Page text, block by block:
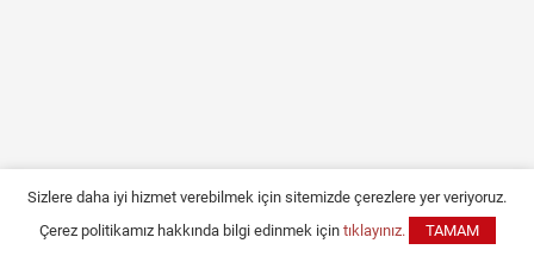
Sizlere daha iyi hizmet verebilmek için sitemizde çerezlere yer veriyoruz.
Çerez politikamız hakkında bilgi edinmek için tıklayınız. TAMAM